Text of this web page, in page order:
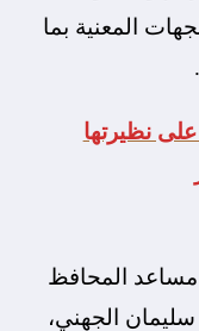
المعنية بما
نظيرتها
المحافظ
سليمان الجهني،